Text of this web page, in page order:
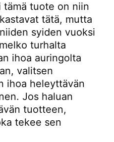
tämä tuote on niin
tätä, mutta
syiden vuoksi
turhalta
ihoa auringolta
valitsen
ihoa heleyttävän
Jos haluan
tuotteen,
tekee sen